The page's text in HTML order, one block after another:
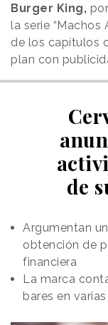
Burger King,
la serie “Machos
de los capítulos
plan con
de
Argumentan
obtención de
financiera
La marca
bares en